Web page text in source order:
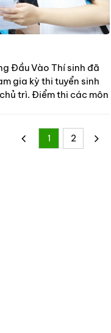
Đầu Vào Thí sinh đã
gia kỳ thi tuyển sinh
trì. Điểm thi các môn
1 2